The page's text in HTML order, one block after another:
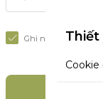
Ghi nhớ tôi Thiết